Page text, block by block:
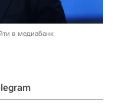
в медиабанк